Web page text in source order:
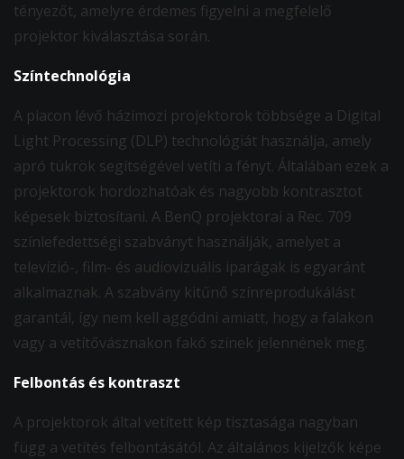
tényezőt, amelyre érdemes figyelni a megfelelő
projektor kiválasztása során.
Színtechnológia
A piacon lévő házimozi projektorok többsége a Digital
Light Processing (DLP) technológiát használja, amely
apró tükrök segítségével vetíti a fényt. Általában ezek a
projektorok hordozhatóak és nagyobb kontrasztot
képesek biztosítani. A BenQ projektorai a Rec. 709
színlefedettségi szabványt használják, amelyet a
televízió-, film- és audiovizuális iparágak is egyaránt
alkalmaznak. A szabvány kitűnő színreprodukálást
garantál, így nem kell aggódni amiatt, hogy a falakon
vagy a vetítővásznakon fakó színek jelennének meg.
Felbontás és kontraszt
A projektorok által vetített kép tisztasága nagyban
függ a vetítés felbontásától. Az általános kijelzők képe